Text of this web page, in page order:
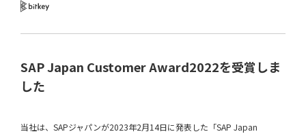
SAP Japan Customer Award2022を受賞しま
した
当社は、SAPジャパンが2023年2月14日に発表した「SAP Japan